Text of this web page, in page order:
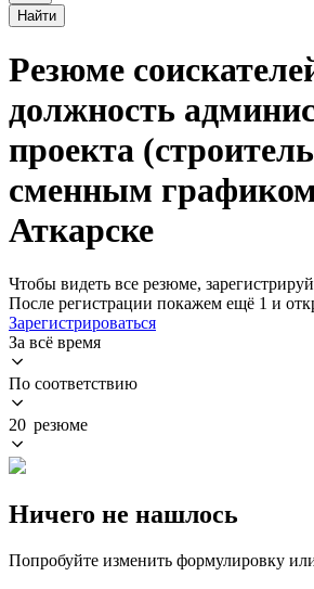
Найти
Резюме
должность
проекта
сменным
Аткарске
Чтобы видеть все резюме,
После регистрации покажем ещё 1 и
Зарегистрироваться
За всё время
По соответствию
20 резюме
Ничего не нашлось
Попробуйте изменить формулировку